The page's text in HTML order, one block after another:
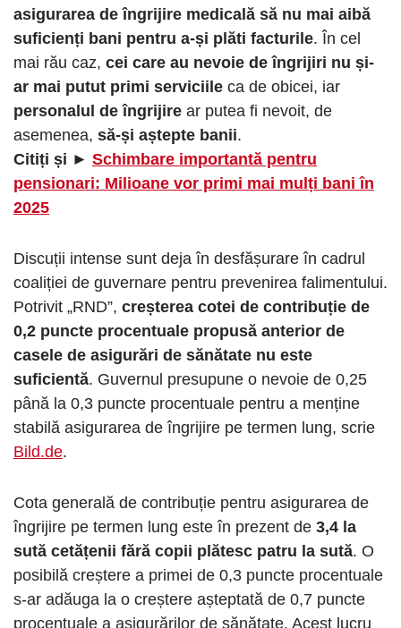
asigurarea de îngrijire medicală să nu mai aibă
suficienți bani pentru a-și plăti facturile. În cel
mai rău caz, cei care au nevoie de îngrijiri nu și-
ar mai putut primi serviciile ca de obicei, iar
personalul de îngrijire ar putea fi nevoit, de
asemenea, să-și aștepte banii.
Citiți și ► Schimbare importantă pentru
pensionari: Milioane vor primi mai mulți bani în
2025
Discuții intense sunt deja în desfășurare în cadrul
coaliției de guvernare pentru prevenirea falimentului.
Potrivit „RND”, creșterea cotei de contribuție de
0,2 puncte procentuale propusă anterior de
casele de asigurări de sănătate nu este
suficientă. Guvernul presupune o nevoie de 0,25
până la 0,3 puncte procentuale pentru a menține
stabilă asigurarea de îngrijire pe termen lung, scrie
Bild.de.
Cota generală de contribuție pentru asigurarea de
îngrijire pe termen lung este în prezent de 3,4 la
sută cetățenii fără copii plătesc patru la sută. O
posibilă creștere a primei de 0,3 puncte procentuale
s-ar adăuga la o creștere așteptată de 0,7 puncte
procentuale a asigurărilor de sănătate. Acest lucru